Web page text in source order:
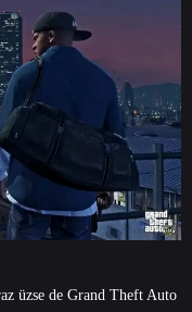
üzse de Grand Theft Auto